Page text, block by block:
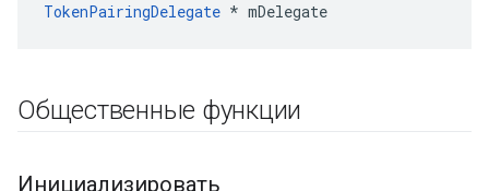
TokenPairingDelegate * mDelegate
Общественные функции
Инициализировать